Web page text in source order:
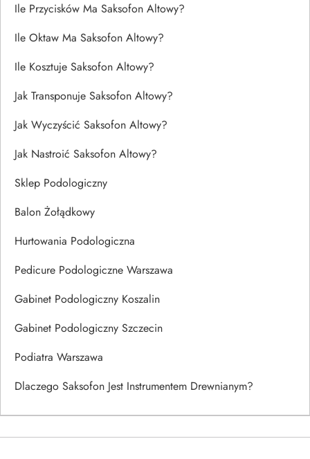
Ile Przycisków Ma Saksofon Altowy?
Ile Oktaw Ma Saksofon Altowy?
Ile Kosztuje Saksofon Altowy?
Jak Transponuje Saksofon Altowy?
Jak Wyczyścić Saksofon Altowy?
Jak Nastroić Saksofon Altowy?
Sklep Podologiczny
Balon Żołądkowy
Hurtowania Podologiczna
Pedicure Podologiczne Warszawa
Gabinet Podologiczny Koszalin
Gabinet Podologiczny Szczecin
Podiatra Warszawa
Dlaczego Saksofon Jest Instrumentem Drewnianym?